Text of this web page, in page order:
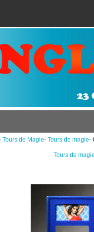
Tours de Magie- Tours de magie-
Tours de magie